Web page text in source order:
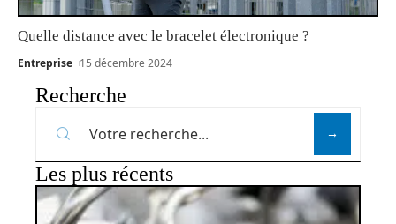
Quelle distance avec le bracelet électronique ?
Entreprise 15 décembre 2024
Recherche
Les plus récents